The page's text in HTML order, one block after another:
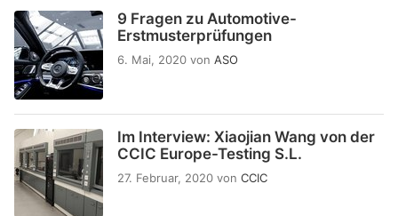
9 Fragen zu Automotive-
Erstmusterprüfungen
6. Mai, 2020 von ASO
Im Interview: Xiaojian Wang von der
CCIC Europe-Testing S.L.
27. Februar, 2020 von CCIC